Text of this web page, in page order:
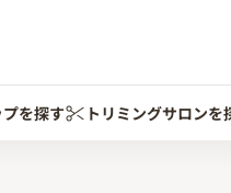
を探す トリミングサロンを